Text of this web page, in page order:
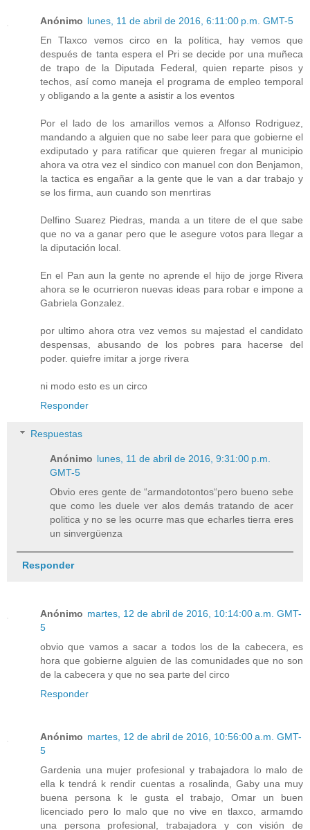
Anónimo lunes, 11 de abril de 2016, 6:11:00 p.m. GMT-5
En Tlaxco vemos circo en la política, hay vemos que
después de tanta espera el Pri se decide por una muñeca
de trapo de la Diputada Federal, quien reparte pisos y
techos, así como maneja el programa de empleo temporal
y obligando a la gente a asistir a los eventos
Por el lado de los amarillos vemos a Alfonso Rodriguez,
mandando a alguien que no sabe leer para que gobierne el
exdiputado y para ratificar que quieren fregar al municipio
ahora va otra vez el sindico con manuel con don Benjamon,
la tactica es engañar a la gente que le van a dar trabajo y
se los firma, aun cuando son menrtiras
Delfino Suarez Piedras, manda a un titere de el que sabe
que no va a ganar pero que le asegure votos para llegar a
la diputación local.
En el Pan aun la gente no aprende el hijo de jorge Rivera
ahora se le ocurrieron nuevas ideas para robar e impone a
Gabriela Gonzalez.
por ultimo ahora otra vez vemos su majestad el candidato
despensas, abusando de los pobres para hacerse del
poder. quiefre imitar a jorge rivera
ni modo esto es un circo
Responder
Respuestas
Anónimo lunes, 11 de abril de 2016, 9:31:00 p.m.
GMT-5
Obvio eres gente de “armandotontos“pero bueno sebe
que como les duele ver alos demás tratando de acer
politica y no se les ocurre mas que echarles tierra eres
un sinvergüenza
Responder
Anónimo martes, 12 de abril de 2016, 10:14:00 a.m. GMT-
5
obvio que vamos a sacar a todos los de la cabecera, es
hora que gobierne alguien de las comunidades que no son
de la cabecera y que no sea parte del circo
Responder
Anónimo martes, 12 de abril de 2016, 10:56:00 a.m. GMT-
5
Gardenia una mujer profesional y trabajadora lo malo de
ella k tendrá k rendir cuentas a rosalinda, Gaby una muy
buena persona k le gusta el trabajo, Omar un buen
licenciado pero lo malo que no vive en tlaxco, armamdo
una persona profesional, trabajadora y con visión de